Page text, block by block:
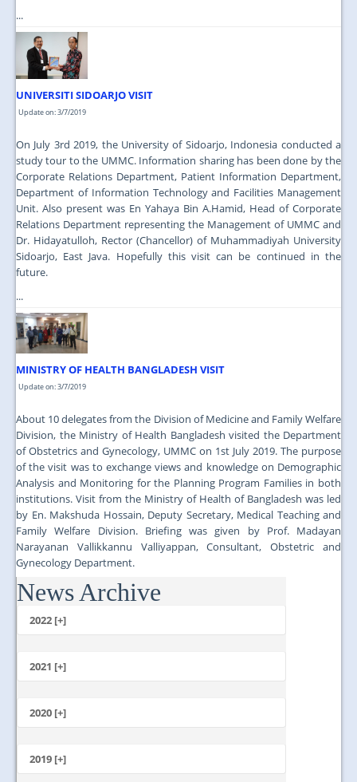
...
UNIVERSITI SIDOARJO VISIT
Update on: 3/7/2019
On July 3rd 2019, the University of Sidoarjo, Indonesia conducted a
study tour to the UMMC. Information sharing has been done by the
Corporate Relations Department, Patient Information Department,
Department of Information Technology and Facilities Management
Unit. Also present was En Yahaya Bin A.Hamid, Head of Corporate
Relations Department representing the Management of UMMC and
Dr. Hidayatulloh, Rector (Chancellor) of Muhammadiyah University
Sidoarjo, East Java. Hopefully this visit can be continued in the
future.
...
MINISTRY OF HEALTH BANGLADESH VISIT
Update on: 3/7/2019
About 10 delegates from the Division of Medicine and Family Welfare
Division, the Ministry of Health Bangladesh visited the Department
of Obstetrics and Gynecology, UMMC on 1st July 2019. The purpose
of the visit was to exchange views and knowledge on Demographic
Analysis and Monitoring for the Planning Program Families in both
institutions. Visit from the Ministry of Health of Bangladesh was led
by En. Makshuda Hossain, Deputy Secretary, Medical Teaching and
Family Welfare Division. Briefing was given by Prof. Madayan
Narayanan Vallikkannu Valliyappan, Consultant, Obstetric and
Gynecology Department.
...
News Archive
2022 [+]
2021 [+]
October
July
2020 [+]
January
2019 [+]